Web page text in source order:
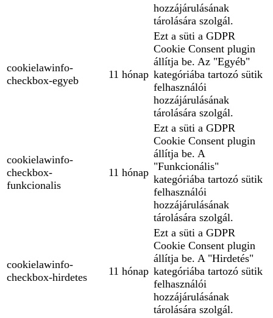
hozzájárulásának
tárolására szolgál.
cookielawinfo-
checkbox-egyeb
11 hónap
Ezt a süti a GDPR
Cookie Consent plugin
állítja be. Az "Egyéb"
kategóriába tartozó sütik
felhasználói
hozzájárulásának
tárolására szolgál.
cookielawinfo-
checkbox-
funkcionalis
11 hónap
Ezt a süti a GDPR
Cookie Consent plugin
állítja be. A
"Funkcionális"
kategóriába tartozó sütik
felhasználói
hozzájárulásának
tárolására szolgál.
cookielawinfo-
checkbox-hirdetes
11 hónap
Ezt a süti a GDPR
Cookie Consent plugin
állítja be. A "Hirdetés"
kategóriába tartozó sütik
felhasználói
hozzájárulásának
tárolására szolgál.